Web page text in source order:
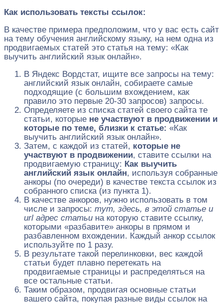
Как использовать тексты ссылок:
В качестве примера предположим, что у вас есть сайт
на тему обучения английскому языку, на нем одна из
продвигаемых статей это статья на тему: «Как
выучить английский язык онлайн».
В Яндекс Вордстат, ищите все запросы на тему:
английский язык онлайн, собираете самые
подходящие (с большим вхождением, как
правило это первые 20-30 запросов) запросы.
Определяете из списка статей своего сайта те
статьи, которые не участвуют в продвижении и
которые по теме, близки к статье: «Как
выучить английский язык онлайн».
Затем, с каждой из статей, которые не
участвуют в продвижении, ставите ссылки на
продвигаемую страницу: Как выучить
английский язык онлайн, используя собранные
анкоры (по очереди) в качестве текста ссылок из
собранного списка (из пункта 1).
В качестве анкоров, нужно использовать в том
числе и запросы: тут, здесь, в этой статье и
url адрес статьи на которую ставите ссылку,
которыми «разбавите» анкоры в прямом и
разбавленном вхождении. Каждый анкор ссылок
используйте по 1 разу.
В результате такой перелинковки, вес каждой
статьи будет плавно перетекать на
продвигаемые страницы и распределяться на
все остальные статьи.
Таким образом, продвигая основные статьи
вашего сайта, покупая разные виды ссылок на